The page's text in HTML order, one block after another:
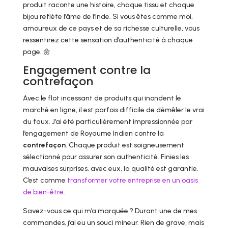
produit raconte une histoire, chaque tissu et chaque
bijou reflète l’âme de l’Inde. Si vous êtes comme moi,
amoureux de ce pays et de sa richesse culturelle, vous
ressentirez cette sensation d’authenticité à chaque
page. 🌼
Engagement contre la
contrefaçon
Avec le flot incessant de produits qui inondent le
marché en ligne, il est parfois difficile de démêler le vrai
du faux. J’ai été particulièrement impressionnée par
l’engagement de Royaume Indien contre la
contrefaçon. Chaque produit est soigneusement
sélectionné pour assurer son authenticité. Finies les
mauvaises surprises, avec eux, la qualité est garantie.
C’est comme transformer votre entreprise en un oasis
de bien-être.
Savez-vous ce qui m’a marquée ? Durant une de mes
commandes, j’ai eu un souci mineur. Rien de grave, mais